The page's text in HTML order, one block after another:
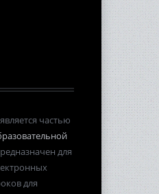
является частью
для
для